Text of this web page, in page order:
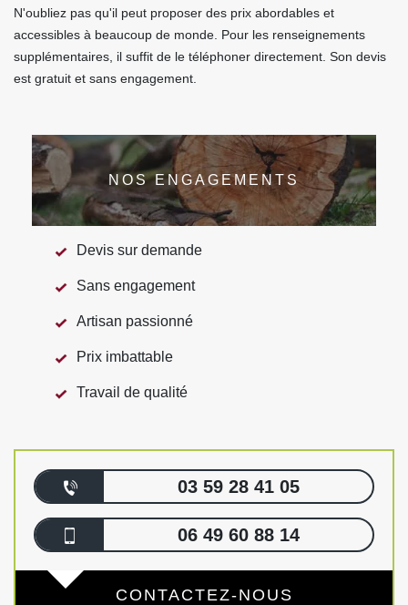
N'oubliez pas qu'il peut proposer des prix abordables et
accessibles à beaucoup de monde. Pour les renseignements
supplémentaires, il suffit de le téléphoner directement. Son devis
est gratuit et sans engagement.
NOS ENGAGEMENTS
Devis sur demande
Sans engagement
Artisan passionné
Prix imbattable
Travail de qualité
03 59 28 41 05
06 49 60 88 14
CONTACTEZ-NOUS